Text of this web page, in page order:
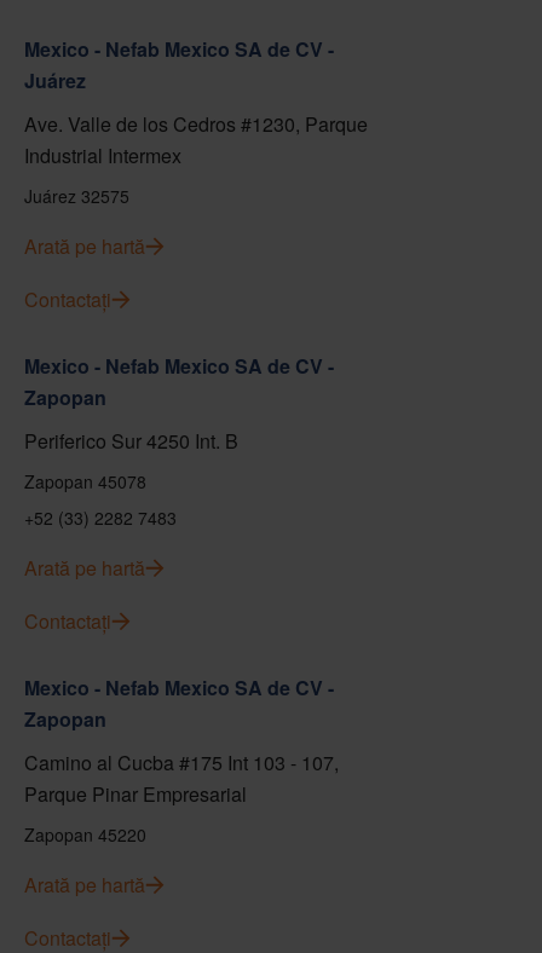
Mexico - Nefab Mexico SA de CV -
Juárez
Ave. Valle de los Cedros #1230, Parque
Industrial Intermex
Juárez 32575
Arată pe hartă
Contactați
Mexico - Nefab Mexico SA de CV -
Zapopan
Periferico Sur 4250 Int. B
Zapopan 45078
+52 (33) 2282 7483
Arată pe hartă
Contactați
Mexico - Nefab Mexico SA de CV -
Zapopan
Camino al Cucba #175 Int 103 - 107,
Parque Pinar Empresarial
Zapopan 45220
Arată pe hartă
Contactați